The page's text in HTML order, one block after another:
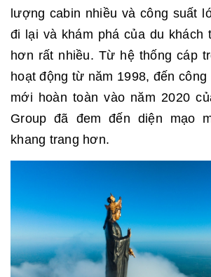
lượng cabin nhiều và công suất
đi lại và khám phá của du khách
hơn rất nhiều. Từ hệ thống cáp
hoạt động từ năm 1998, đến
mới hoàn toàn vào năm 2020
Group đã đem đến diện mạo
khang trang hơn.